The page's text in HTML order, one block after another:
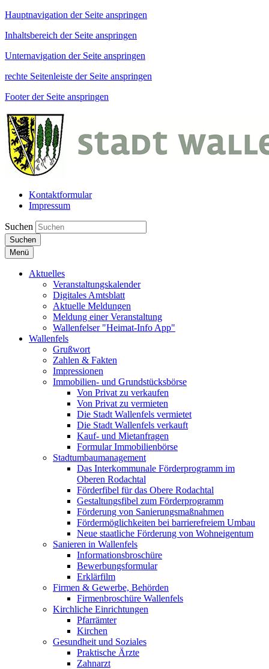
Hauptnavigation der Seite anspringen
Inhaltsbereich der Seite anspringen
Unternavigation der Seite anspringen
rechte Seitenleiste der Seite anspringen
Footer der Seite anspringen
Kontaktformular
Impressum
Suchen
Suchen
Menü
Aktuelles
Veranstaltungskalender
Digitales Amtsblatt
Aktuelle Meldungen
Meldung einer Veranstaltung
Wallenfelser "Heimat-Info App"
Wallenfels
Grußwort
Zahlen & Fakten
Impressionen
Immobilien- und Grundstücksbörse
Von Privat zu verkaufen
Von Privat zu vermieten
Die Stadt Wallenfels vermietet
Die Stadt Wallenfels verkauft
Kauf- und Mietanfragen
Formular Immobilienbörse
Stadtumbaumanagement
Das Interkommunale Förderprogramm im
Oberen Rodachtal
Förderfibel für das Obere Rodachtal
Gestaltungsfibel zum Förderprogramm
Förderung von Sanierungsmaßnahmen
Fördermöglichkeiten bei barrierefreiem Umbau
Neue staatliche Förderung von Wohneigentum
Sanieren in Wallenfels
Informationsbroschüre
Bewerbungsformular
Erklärfilm
Firmen & Gewerbe, Behörden
Firmenbroschüre Wallenfels
Kirchliche Einrichtungen
Pfarrämter
Kirchen
Gesundheit und Soziales
Praktische Ärzte
Zahnarzt